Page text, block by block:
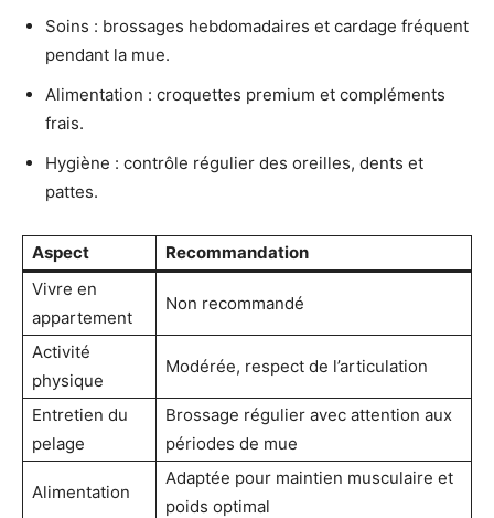
Soins : brossages hebdomadaires et cardage fréquent
pendant la mue.
Alimentation : croquettes premium et compléments
frais.
Hygiène : contrôle régulier des oreilles, dents et
pattes.
Aspect
Recommandation
Vivre en
appartement
Non recommandé
Activité
physique
Modérée, respect de l’articulation
Entretien du
pelage
Brossage régulier avec attention aux
périodes de mue
Alimentation
Adaptée pour maintien musculaire et
poids optimal